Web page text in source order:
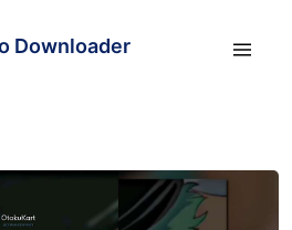
Downloader